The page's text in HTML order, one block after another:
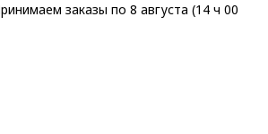
заказы по 8 августа (14 ч 00